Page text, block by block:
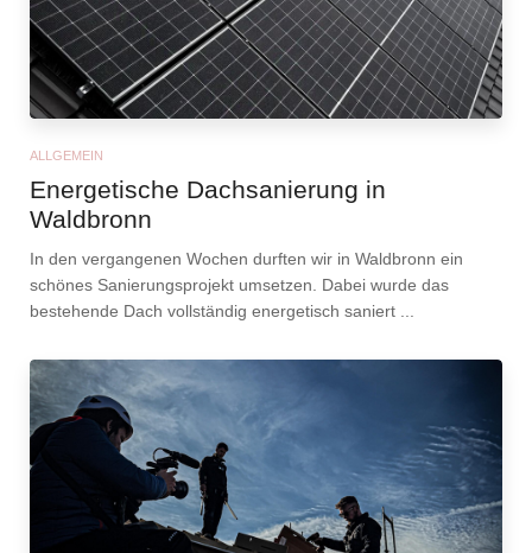
ALLGEMEIN
Energetische Dachsanierung in
Waldbronn
In den vergangenen Wochen durften wir in Waldbronn ein
schönes Sanierungsprojekt umsetzen. Dabei wurde das
bestehende Dach vollständig energetisch saniert ...